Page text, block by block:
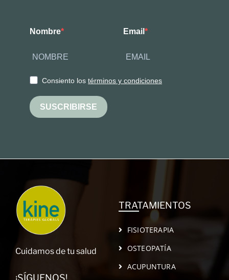
Nombre Email
Consiento los términos y condiciones
SUSCRIBIRSE
Cuidamos de tu salud
TRATAMIENTOS
FISIOTERAPIA
OSTEOPATÍA
ACUPUNTURA